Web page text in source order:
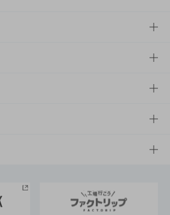
ズ大阪
るサステナビリティ経営